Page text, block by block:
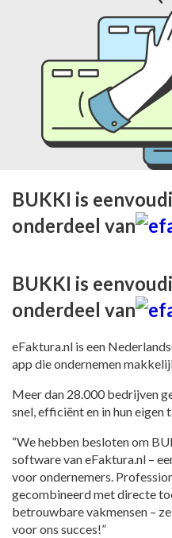
BUKKI is
onderdeel van
BUKKI is
onderdeel van
eFaktura.nl is een
app die ondernemen
Meer dan 28.000 bedrijven
snel, efficiënt en in hun eigen
“We hebben besloten om
software van eFaktura.nl –
voor ondernemers.
gecombineerd met directe
betrouwbare vakmensen –
voor ons succes!”